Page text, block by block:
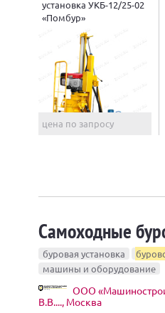
установка УКБ-12/25-02
«Помбур»
цена по запросу
Самоходные
буровая установка
машины и оборудование
ООО
В.В...., Москва